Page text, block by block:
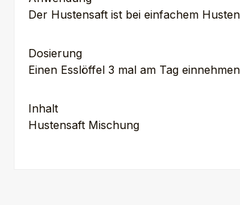
Der Hustensaft ist bei einfachem
Dosierung
Einen Esslöffel 3 mal am Tag
Inhalt
Hustensaft Mischung